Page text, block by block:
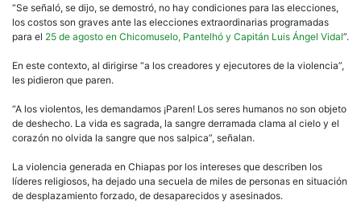
“Se señaló, se dijo, se demostró, no hay condiciones para las elecciones,
los costos son graves ante las elecciones extraordinarias programadas
para el 25 de agosto en Chicomuselo, Pantelhó y Capitán Luis Ángel Vidal”.
En este contexto, al dirigirse “a los creadores y ejecutores de la violencia”,
les pidieron que paren.
“A los violentos, les demandamos ¡Paren! Los seres humanos no son objeto
de deshecho. La vida es sagrada, la sangre derramada clama al cielo y el
corazón no olvida la sangre que nos salpica”, señalan.
La violencia generada en Chiapas por los intereses que describen los
líderes religiosos, ha dejado una secuela de miles de personas en situación
de desplazamiento forzado, de desaparecidos y asesinados.